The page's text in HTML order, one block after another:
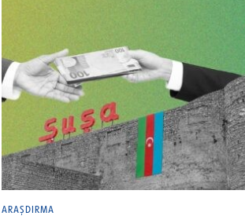
ARAŞDIRMA